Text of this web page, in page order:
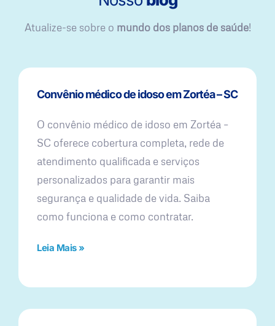
Atualize-se sobre o mundo dos planos de saúde!
Convênio médico de idoso em Zortéa – SC
O convênio médico de idoso em Zortéa –
SC oferece cobertura completa, rede de
atendimento qualificada e serviços
personalizados para garantir mais
segurança e qualidade de vida. Saiba
como funciona e como contratar.
Leia Mais »